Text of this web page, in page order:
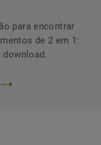
para encontrar
de 2 em 1: